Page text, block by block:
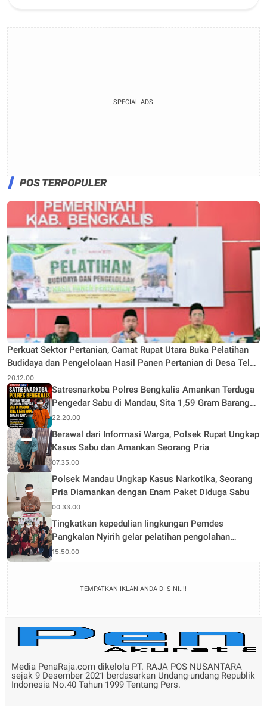
SPECIAL ADS
POS TERPOPULER
Perkuat Sektor Pertanian, Camat Rupat Utara Buka Pelatihan
Budidaya dan Pengelolaan Hasil Panen Pertanian di Desa Teluk
Rhu
20.12.00
Satresnarkoba Polres Bengkalis Amankan Terduga
Pengedar Sabu di Mandau, Sita 1,59 Gram Barang
Bukti
22.20.00
Berawal dari Informasi Warga, Polsek Rupat Ungkap
Kasus Sabu dan Amankan Seorang Pria
07.35.00
Polsek Mandau Ungkap Kasus Narkotika, Seorang
Pria Diamankan dengan Enam Paket Diduga Sabu
00.33.00
Tingkatkan kepedulian lingkungan Pemdes
Pangkalan Nyirih gelar pelatihan pengolahan
Limbah
15.50.00
TEMPATKAN IKLAN ANDA DI SINI..!!
Media PenaRaja.com dikelola PT. RAJA POS NUSANTARA
sejak 9 Desember 2021 berdasarkan Undang-undang Republik
Indonesia No.40 Tahun 1999 Tentang Pers.